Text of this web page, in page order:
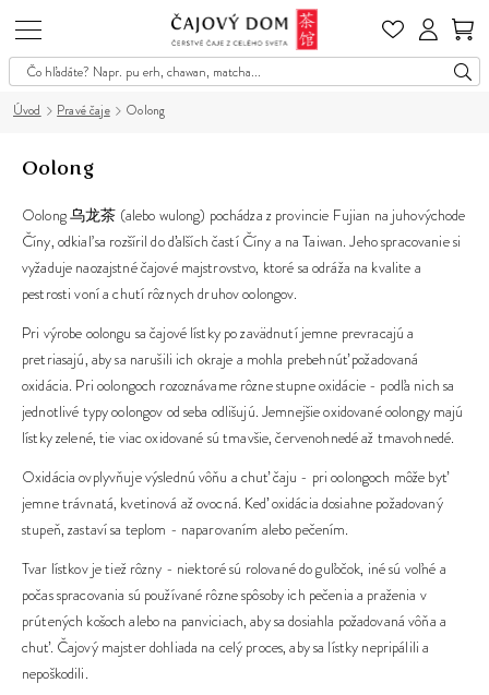
Čajový
Dom
Úvod Pravé čaje Oolong
Oolong
Oolong 乌龙茶 (alebo wulong) pochádza z provincie Fujian na juhovýchode
Číny, odkiaľ sa rozšíril do ďalších častí Číny a na Taiwan. Jeho spracovanie si
vyžaduje naozajstné čajové majstrovstvo, ktoré sa odráža na kvalite a
pestrosti voní a chutí rôznych druhov oolongov.
Pri výrobe oolongu sa čajové lístky po zavädnutí jemne prevracajú a
pretriasajú, aby sa narušili ich okraje a mohla prebehnúť požadovaná
oxidácia. Pri oolongoch rozoznávame rôzne stupne oxidácie - podľa nich sa
jednotlivé typy oolongov od seba odlišujú. Jemnejšie oxidované oolongy majú
lístky zelené, tie viac oxidované sú tmavšie, červenohnedé až tmavohnedé.
Oxidácia ovplyvňuje výslednú vôňu a chuť čaju - pri oolongoch môže byť
jemne trávnatá, kvetinová až ovocná. Keď oxidácia dosiahne požadovaný
stupeň, zastaví sa teplom - naparovaním alebo pečením.
Tvar lístkov je tiež rôzny - niektoré sú rolované do guľočok, iné sú voľné a
počas spracovania sú používané rôzne spôsoby ich pečenia a praženia v
prútených košoch alebo na panviciach, aby sa dosiahla požadovaná vôňa a
chuť. Čajový majster dohliada na celý proces, aby sa lístky nepripálili a
nepoškodili.